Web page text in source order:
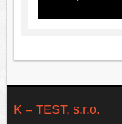
K – TEST, s.r.o.